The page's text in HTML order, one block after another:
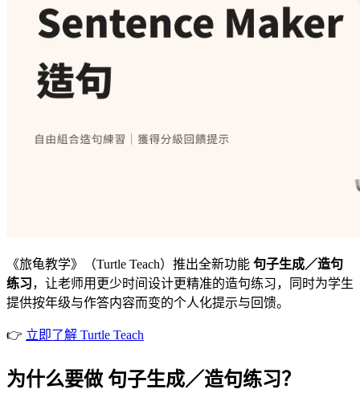
《旅龟教学》（Turtle Teach）推出全新功能 句子生成／造句
练习，让老师用更少时间设计更精准的造句练习，同时为学生
提供按年级与作答内容而变的个人化提示与回馈。
👉 立即了解 Turtle Teach
为什么要做 句子生成／造句练习？